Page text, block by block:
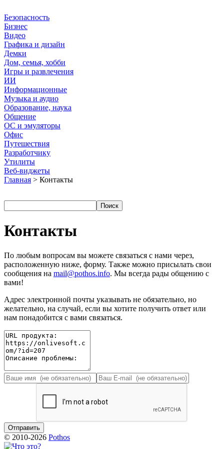
Безопасность
Бизнес
Видео
Графика и дизайн
Демки
Дом, семья, хобби
Игры и развлечения
ИИ
Информационные
Музыка и аудио
Образование, наука
Общение
ОС и эмуляторы
Офис
Путешествия
Разработчику
Утилиты
Веб-виджеты
Главная > Контакты
Контакты
По любым вопросам вы можете связаться с нами через,
расположенную ниже, форму. Также можно присылать свои
сообщения на mail@pothos.info. Мы всегда рады общению с
вами!
Адрес электронной почты указывать не обязательно, но
желательно, на случай, если вы хотите получить ответ или
нам понадобится с вами связаться.
© 2010-2026 Pothos